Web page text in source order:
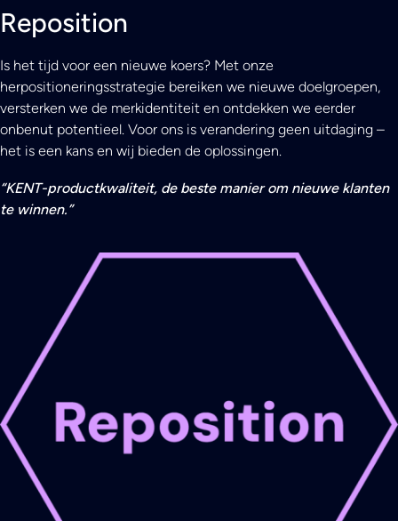
Reposition
Is het tijd voor een nieuwe koers? Met onze
herpositioneringsstrategie bereiken we nieuwe doelgroepen,
versterken we de merkidentiteit en ontdekken we eerder
onbenut potentieel. Voor ons is verandering geen uitdaging –
het is een kans en wij bieden de oplossingen.
“KENT-productkwaliteit, de beste manier om nieuwe klanten
te winnen.”